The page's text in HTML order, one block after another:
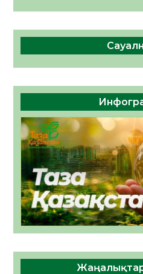
Жаңалықтар